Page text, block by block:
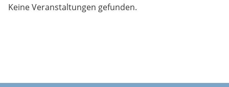
Keine Veranstaltungen gefunden.